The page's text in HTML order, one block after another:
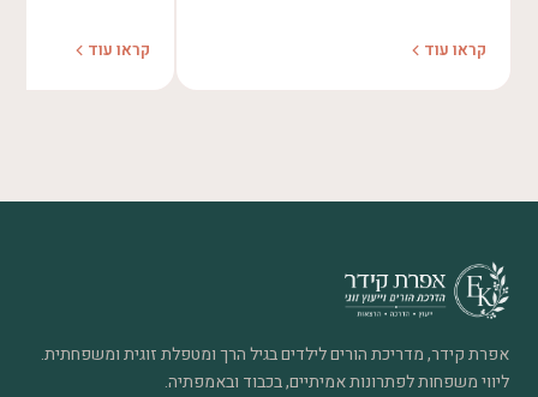
קראו עוד
קראו עוד
אפרת קידר, מדריכת הורים לילדים בגיל הרך ומטפלת זוגית ומשפחתית.
ליווי משפחות לפתרונות אמיתיים, בכבוד ובאמפתיה.